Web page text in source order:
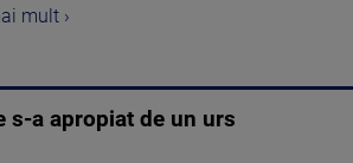
mult ›
s-a apropiat de un urs